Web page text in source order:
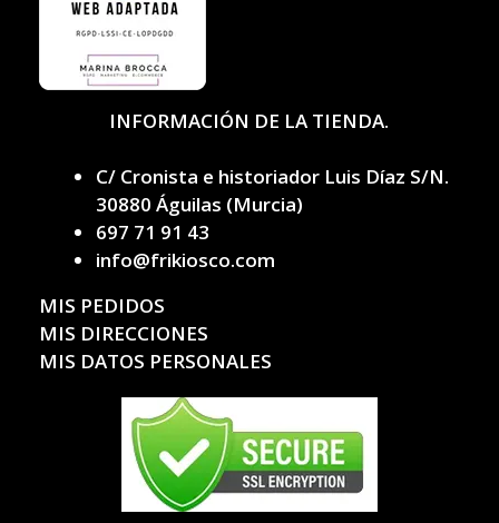
INFORMACIÓN DE LA TIENDA.
C/ Cronista e historiador Luis Díaz S/N.
30880 Águilas (Murcia)
697 71 91 43
info@frikiosco.com
MIS PEDIDOS
MIS DIRECCIONES
MIS DATOS PERSONALES